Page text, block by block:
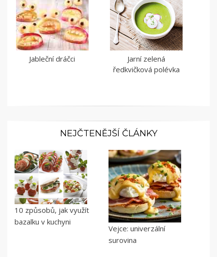
Jableční dráčci
Jarní zelená
ředkvičková polévka
NEJČTENĚJŠÍ ČLÁNKY
10 způsobů, jak využít
bazalku v kuchyni
Vejce: univerzální
surovina